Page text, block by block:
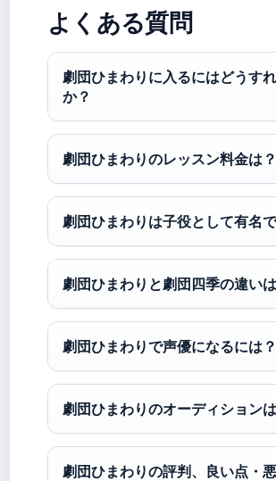
よくある質問
劇団ひまわりに入るにはどうす
か？
劇団ひまわりのレッスン料金は？
劇団ひまわりは子役として有名
劇団ひまわりと劇団四季の違い
劇団ひまわりで声優になるには？
劇団ひまわりのオーディション
劇団ひまわりの評判、良い点・